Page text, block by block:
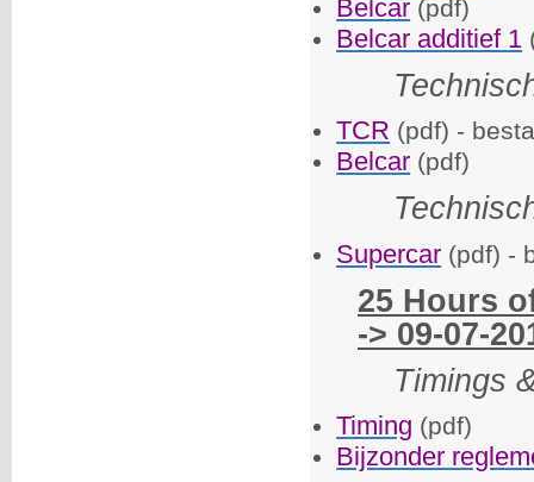
Belcar (pdf)
Belcar additief 1
TCR (pdf) -
Belcar (pdf)
Supercar (pdf) -
25 Hours
-> 09-07-
Timings
Timing (pdf)
Bijzonder